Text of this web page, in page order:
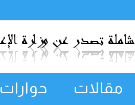
مقالات حوارات